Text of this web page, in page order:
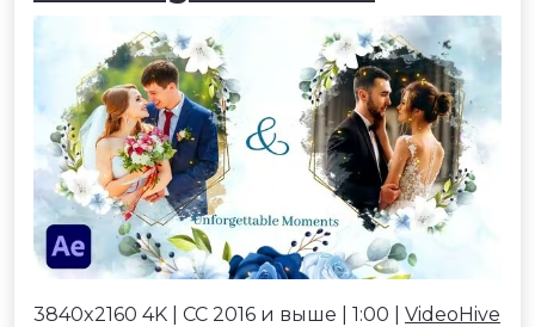
3840x2160 4K | CC 2016 и выше | 1:00 | VideoHive